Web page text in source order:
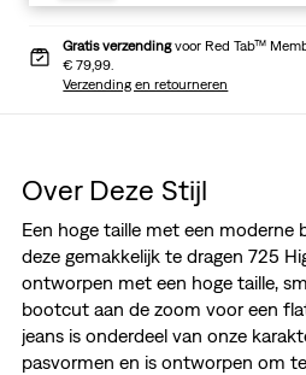
Gratis verzendingvoor Red Tab™
€ 79,99.
Verzending en retourneren
Over Deze Stijl
Een hoge taille met een moderne
deze gemakkelijk te dragen 725
ontworpen met een hoge taille,
bootcut aan de zoom voor een
jeans is onderdeel van onze
pasvormen en is ontworpen om